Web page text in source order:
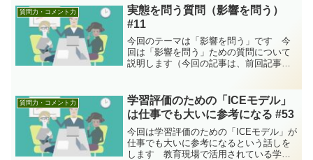
は、前回記事「どんな場面でも通用する
質問（問い）の構造 #7」の続きで...
質問力・コメント力
実態を問う質問（影響を問う）
#11
今回のテーマは「影響を問う」です 今
回は「影響を問う」ための質問について
説明します（今回の記事は、前回記事
事は#8からの続きです） まず前回まで
の内容を簡単におさら...
質問力・コメント力
学習評価のための「ICEモデル」
は仕事でも大いに参考になる #53
今回は学習評価のための「ICEモデル」が
仕事でも大いに参考になるという話しを
します 教育現場で活用されている学習